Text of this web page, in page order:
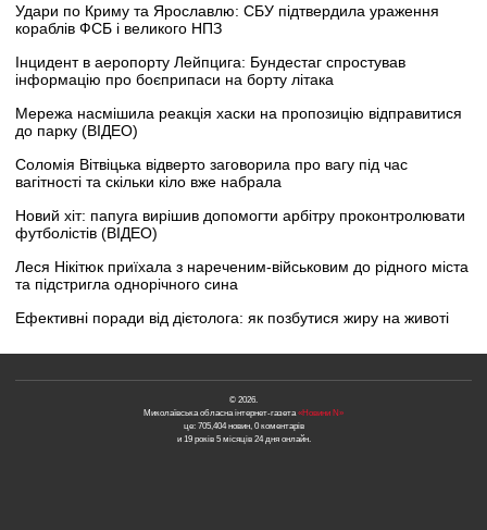
Удари по Криму та Ярославлю: СБУ підтвердила ураження
кораблів ФСБ і великого НПЗ
Інцидент в аеропорту Лейпцига: Бундестаг спростував
інформацію про боєприпаси на борту літака
Мережа насмішила реакція хаски на пропозицію відправитися
до парку (ВІДЕО)
Соломія Вітвіцька відверто заговорила про вагу під час
вагітності та скільки кіло вже набрала
Новий хіт: папуга вирішив допомогти арбітру проконтролювати
футболістів (ВІДЕО)
Леся Нікітюк приїхала з нареченим-військовим до рідного міста
та підстригла однорічного сина
Ефективні поради від дієтолога: як позбутися жиру на животі
© 2026.
Миколаївська обласна інтернет-газета «Новини N»
це: 705,404 новин, 0 коментарів
и 19 років 5 місяців 24 дня онлайн.